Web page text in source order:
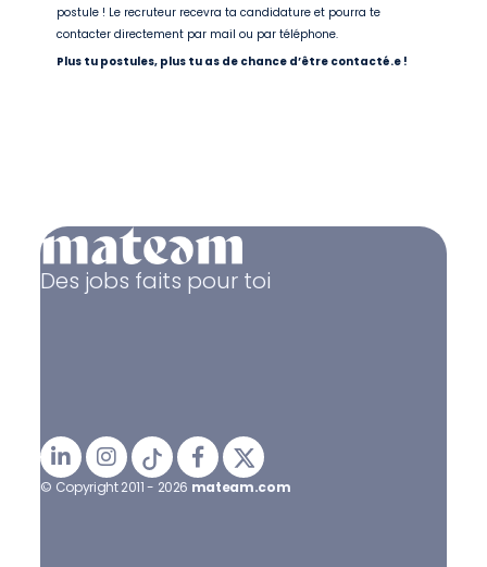
postule ! Le recruteur recevra ta candidature et pourra te
contacter directement par mail ou par téléphone.
Plus tu postules, plus tu as de chance d’être contacté.e !
Des jobs faits pour toi
© Copyright 2011 - 2026 mateam.com